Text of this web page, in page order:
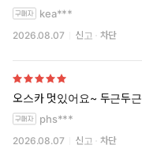
kea***
2026.08.07 신고 차단
오스카 멋있어요~ 두근두근
phs***
2026.08.07 신고 차단